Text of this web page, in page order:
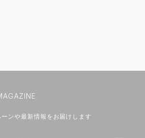
ンや最新情報をお届けします